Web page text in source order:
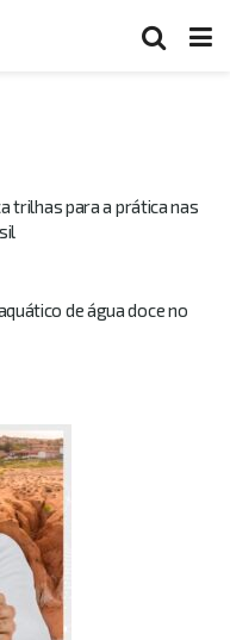
trilhas para a prática nas
de água doce no